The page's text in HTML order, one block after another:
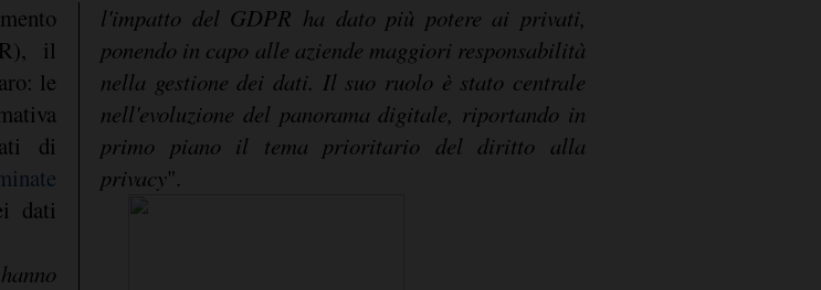
il
le
di
dati
l'impatto del GDPR ha dato più potere ai privati,
ponendo in capo alle aziende maggiori responsabilità
nella gestione dei dati. Il suo ruolo è stato centrale
nell'evoluzione del panorama digitale, riportando in
primo piano il tema prioritario del diritto alla
privacy".